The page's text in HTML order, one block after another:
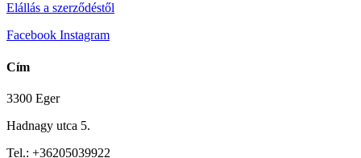
Elállás a szerződéstől
Facebook Instagram
Cím
3300 Eger
Hadnagy utca 5.
Tel.: +36205039922